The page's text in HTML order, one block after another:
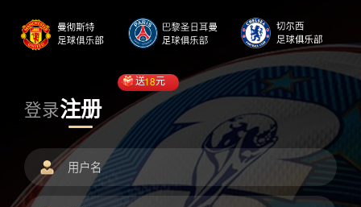
登录注册
送18元